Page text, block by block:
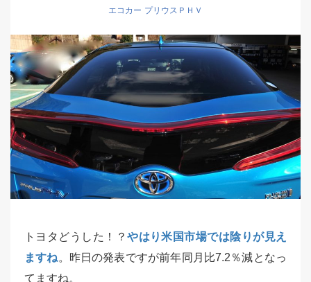
エコカー プリウスＰＨＶ
トヨタどうした！？やはり米国市場では陰りが見え
ますね。昨日の発表ですが前年同月比7.2％減となっ
てますね。